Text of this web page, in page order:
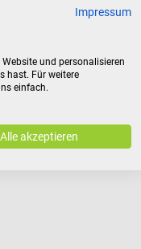
Impressum
und personalisieren
hast. Für weitere
einfach.
Alle akzeptieren